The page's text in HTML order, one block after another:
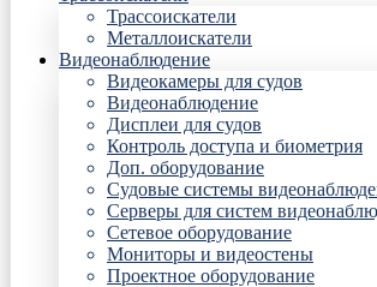
Трассоискатели
Металлоискатели
Видеонаблюдение
Видеокамеры для судов
Видеонаблюдение
Дисплеи для судов
Контроль доступа и биометрия
Доп. оборудование
Судовые системы
Серверы для систем
Сетевое оборудование
Мониторы и видеостены
Проектное оборудование